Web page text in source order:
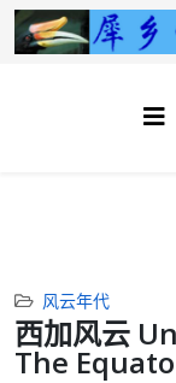
风云年代
西加风云
The